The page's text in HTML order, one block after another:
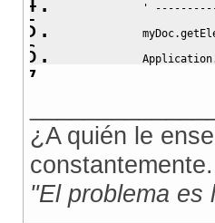
'
myDoc.
Application
Application
'
¿A quién le
"El problema es